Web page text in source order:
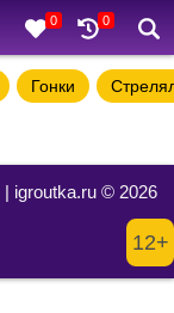
0 0
Гонки
| igroutka.ru © 2026
12+